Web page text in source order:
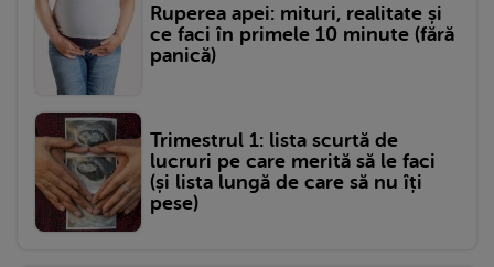
Ruperea apei: mituri, realitate și
ce faci în primele 10 minute (fără
panică)
Trimestrul 1: lista scurtă de
lucruri pe care merită să le faci
(și lista lungă de care să nu îți
pese)